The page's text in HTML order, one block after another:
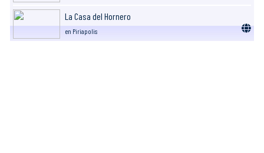
La Casa del Hornero
en Piriapolis